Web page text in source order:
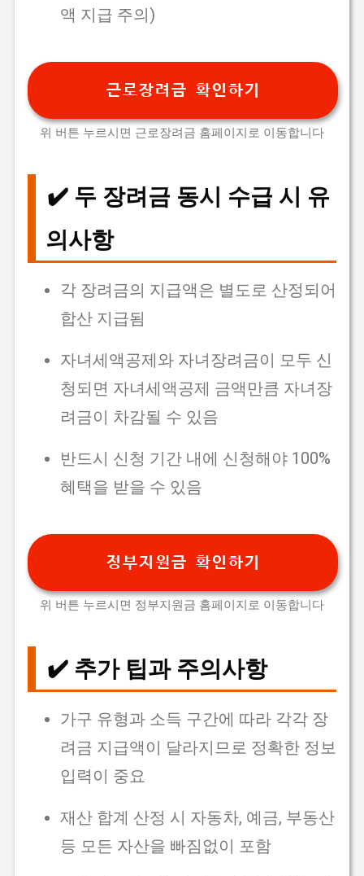
액 지급 주의)
근로장려금 확인하기
위 버튼 누르시면 근로장려금 홈페이지로 이동합니다
✔️ 두 장려금 동시 수급 시 유
의사항
각 장려금의 지급액은 별도로 산정되어
합산 지급됨
자녀세액공제와 자녀장려금이 모두 신
청되면 자녀세액공제 금액만큼 자녀장
려금이 차감될 수 있음
반드시 신청 기간 내에 신청해야 100%
혜택을 받을 수 있음
정부지원금 확인하기
위 버튼 누르시면 정부지원금 홈페이지로 이동합니다
✔️ 추가 팁과 주의사항
가구 유형과 소득 구간에 따라 각각 장
려금 지급액이 달라지므로 정확한 정보
입력이 중요
재산 합계 산정 시 자동차, 예금, 부동산
등 모든 자산을 빠짐없이 포함